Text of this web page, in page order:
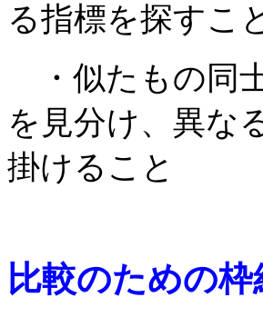
る指標を探すこ
・似たもの同
を見分け、異な
掛けること
比較のための